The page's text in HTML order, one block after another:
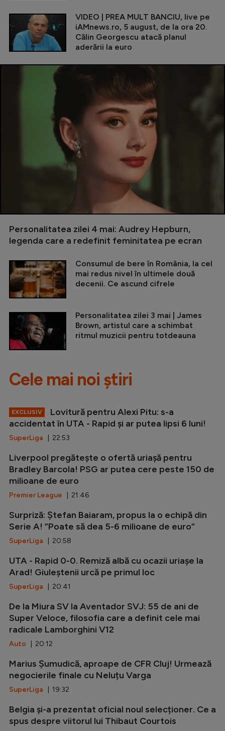
VIDEO | PREA MULT BANCIU, live pe
iAMnews.ro, 5 august, de la ora 20.
Călin Georgescu atacă planul
aderării la euro
Personalitatea zilei 4 mai: Audrey Hepburn,
legenda care a redefinit feminitatea pe ecran
Consumul de bere în România, la cel
mai redus nivel în ultimele două
decenii. Ce ascund cifrele
Personalitatea zilei 3 mai | James
Brown, artistul care a schimbat
ritmul muzicii pentru totdeauna
Cele mai noi știri
EXCLUSIV
Lovitură pentru Alexi Pitu: s-a
accidentat în UTA - Rapid și ar putea lipsi 6 luni!
SuperLiga | 22:53
Liverpool pregătește o ofertă uriașă pentru
Bradley Barcola! PSG ar putea cere peste 150 de
milioane de euro
Premier League | 21:46
Surpriză: Ștefan Baiaram, propus la o echipă din
Serie A! ”Poate să dea 5-6 milioane de euro”
SuperLiga | 20:58
UTA - Rapid 0-0. Remiză albă cu ocazii uriașe la
Arad! Giuleștenii urcă pe primul loc
SuperLiga | 20:41
De la Miura SV la Aventador SVJ: 55 de ani de
Super Veloce, filosofia care a definit cele mai
radicale Lamborghini V12
Auto | 20:12
Marius Șumudică, aproape de CFR Cluj! Urmează
negocierile finale cu Neluțu Varga
SuperLiga | 19:32
Belgia și-a prezentat oficial noul selecționer. Ce a
spus despre viitorul lui Thibaut Courtois